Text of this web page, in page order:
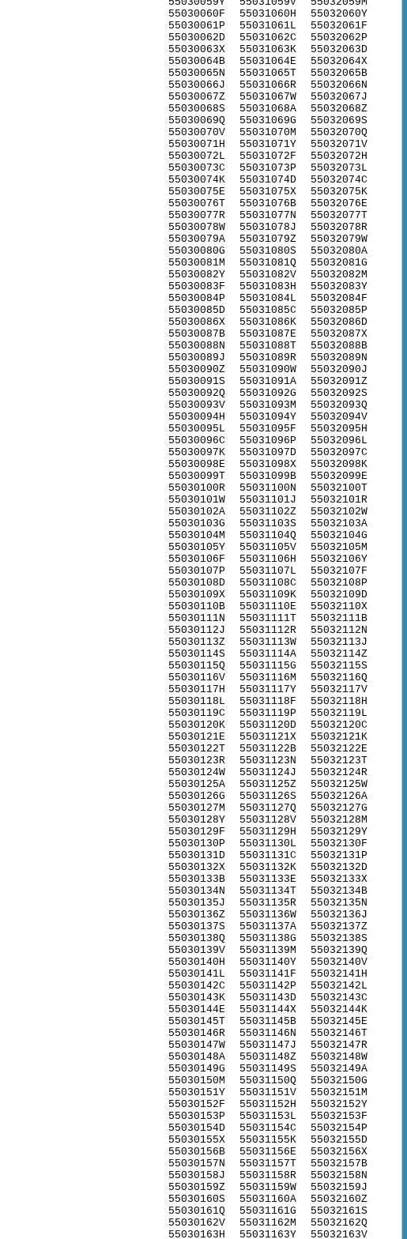
55030060F
55030061P
55030062D
55030063X
55030064B
55030065N
55030066J
55030067Z
55030068S
55030069Q
55030070V
55030071H
55030072L
55030073C
55030074K
55030075E
55030076T
55030077R
55030078W
55030079A
55030080G
55030081M
55030082Y
55030083F
55030084P
55030085D
55030086X
55030087B
55030088N
55030089J
55030090Z
55030091S
55030092Q
55030093V
55030094H
55030095L
55030096C
55030097K
55030098E
55030099T
55030100R
55030101W
55030102A
55030103G
55030104M
55030105Y
55030106F
55030107P
55030108D
55030109X
55030110B
55030111N
55030112J
55030113Z
55030114S
55030115Q
55030116V
55030117H
55030118L
55030119C
55030120K
55030121E
55030122T
55030123R
55030124W
55030125A
55030126G
55030127M
55030128Y
55030129F
55030130P
55030131D
55030132X
55030133B
55030134N
55030135J
55030136Z
55030137S
55030138Q
55030139V
55030140H
55030141L
55030142C
55030143K
55030144E
55030145T
55030146R
55030147W
55030148A
55030149G
55030150M
55030151Y
55030152F
55030153P
55030154D
55030155X
55030156B
55030157N
55030158J
55030159Z
55030160S
55030161Q
55030162V
55030163H
55031060H
55031061L
55031062C
55031063K
55031064E
55031065T
55031066R
55031067W
55031068A
55031069G
55031070M
55031071Y
55031072F
55031073P
55031074D
55031075X
55031076B
55031077N
55031078J
55031079Z
55031080S
55031081Q
55031082V
55031083H
55031084L
55031085C
55031086K
55031087E
55031088T
55031089R
55031090W
55031091A
55031092G
55031093M
55031094Y
55031095F
55031096P
55031097D
55031098X
55031099B
55031100N
55031101J
55031102Z
55031103S
55031104Q
55031105V
55031106H
55031107L
55031108C
55031109K
55031110E
55031111T
55031112R
55031113W
55031114A
55031115G
55031116M
55031117Y
55031118F
55031119P
55031120D
55031121X
55031122B
55031123N
55031124J
55031125Z
55031126S
55031127Q
55031128V
55031129H
55031130L
55031131C
55031132K
55031133E
55031134T
55031135R
55031136W
55031137A
55031138G
55031139M
55031140Y
55031141F
55031142P
55031143D
55031144X
55031145B
55031146N
55031147J
55031148Z
55031149S
55031150Q
55031151V
55031152H
55031153L
55031154C
55031155K
55031156E
55031157T
55031158R
55031159W
55031160A
55031161G
55031162M
55031163Y
55032060Y
55032061F
55032062P
55032063D
55032064X
55032065B
55032066N
55032067J
55032068Z
55032069S
55032070Q
55032071V
55032072H
55032073L
55032074C
55032075K
55032076E
55032077T
55032078R
55032079W
55032080A
55032081G
55032082M
55032083Y
55032084F
55032085P
55032086D
55032087X
55032088B
55032089N
55032090J
55032091Z
55032092S
55032093Q
55032094V
55032095H
55032096L
55032097C
55032098K
55032099E
55032100T
55032101R
55032102W
55032103A
55032104G
55032105M
55032106Y
55032107F
55032108P
55032109D
55032110X
55032111B
55032112N
55032113J
55032114Z
55032115S
55032116Q
55032117V
55032118H
55032119L
55032120C
55032121K
55032122E
55032123T
55032124R
55032125W
55032126A
55032127G
55032128M
55032129Y
55032130F
55032131P
55032132D
55032133X
55032134B
55032135N
55032136J
55032137Z
55032138S
55032139Q
55032140V
55032141H
55032142L
55032143C
55032144K
55032145E
55032146T
55032147R
55032148W
55032149A
55032150G
55032151M
55032152Y
55032153F
55032154P
55032155D
55032156X
55032157B
55032158N
55032159J
55032160Z
55032161S
55032162Q
55032163V